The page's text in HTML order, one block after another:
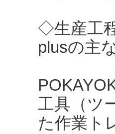
◇生産工
plusの主
工具（ツ
た作業ト